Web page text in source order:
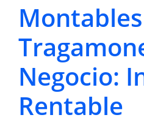
Montables
Negocio:
Rentable